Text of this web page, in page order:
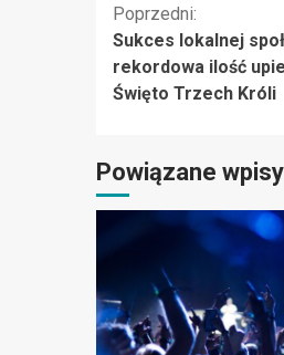
Kontynuuj
czytanie
Poprzedni:
Sukces lokalnej
rekordowa ilość
Święto Trzech Króli
Powiązane wpisy